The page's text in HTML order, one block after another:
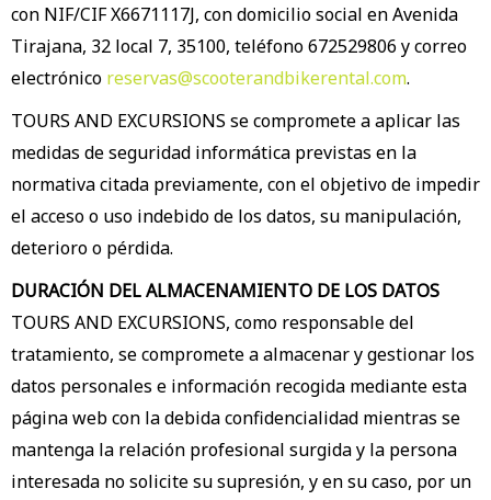
con NIF/CIF X6671117J, con domicilio social en Avenida
Tirajana, 32 local 7, 35100, teléfono 672529806 y correo
electrónico reservas@scooterandbikerental.com.
TOURS AND EXCURSIONS se compromete a aplicar las
medidas de seguridad informática previstas en la
normativa citada previamente, con el objetivo de impedir
el acceso o uso indebido de los datos, su manipulación,
deterioro o pérdida.
DURACIÓN DEL ALMACENAMIENTO DE LOS DATOS
TOURS AND EXCURSIONS, como responsable del
tratamiento, se compromete a almacenar y gestionar los
datos personales e información recogida mediante esta
página web con la debida confidencialidad mientras se
mantenga la relación profesional surgida y la persona
interesada no solicite su supresión, y en su caso, por un